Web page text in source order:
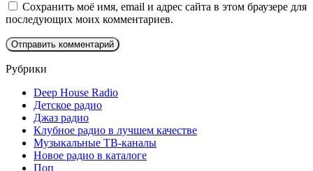
Сохранить моё имя, email и адрес сайта в этом браузере для
последующих моих комментариев.
Рубрики
Deep House Radio
Детское радио
Джаз радио
Клубное радио в лучшем качестве
Музыкальные ТВ-каналы
Новое радио в каталоге
Поп